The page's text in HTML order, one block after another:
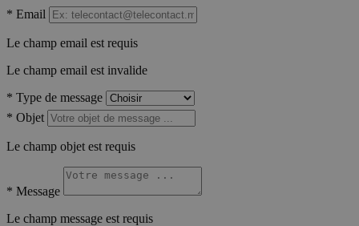
* Email
Le champ email est requis
Le champ email est invalide
* Type de message
* Objet
Le champ objet est requis
* Message
Le champ message est requis